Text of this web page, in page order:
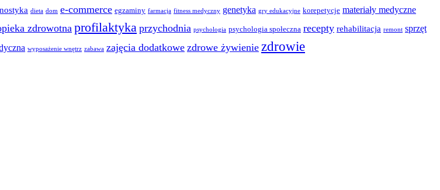
dieta dom e-commerce egzaminy farmacja fitness medyczny genetyka gry edukacyjne korepetycje materiały medyczne
zdrowotna profilaktyka przychodnia psychologia psychologia społeczna recepty rehabilitacja remont sprzęt
wyposażenie wnętrz zabawa zajęcia dodatkowe zdrowe żywienie zdrowie